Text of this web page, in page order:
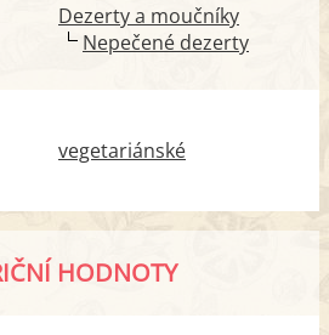
Dezerty a moučníky
Nepečené dezerty
vegetariánské
HODNOTY